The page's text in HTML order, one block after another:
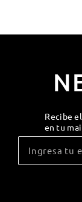
Recibe
en tu